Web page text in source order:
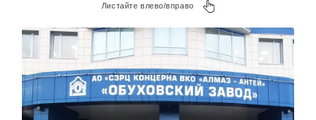
Листайте влево/вправо